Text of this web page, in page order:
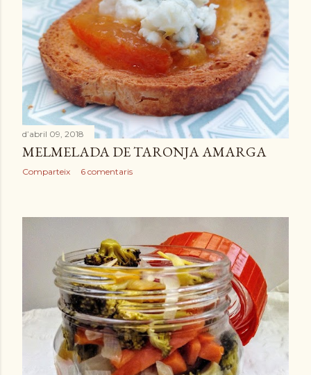
d’abril 09, 2018
MELMELADA DE TARONJA AMARGA
Comparteix 6 comentaris